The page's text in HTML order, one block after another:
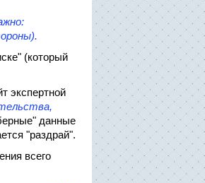
(который
экспертной
данные
"раздрай".
всего